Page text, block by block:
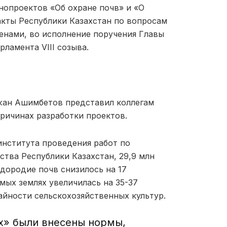
«Об охране почв» и «О
Республики Казахстан по вопросам
во исполнение поручения Главы
VIII созыва.
Ашимбетов представил коллегам
разработки проектов.
проведения работ по
Республики Казахстан, 29,9 млн
почв снизилось на 17
землях увеличилась на 35-37
сельскохозяйственных культур.
были внесены нормы,